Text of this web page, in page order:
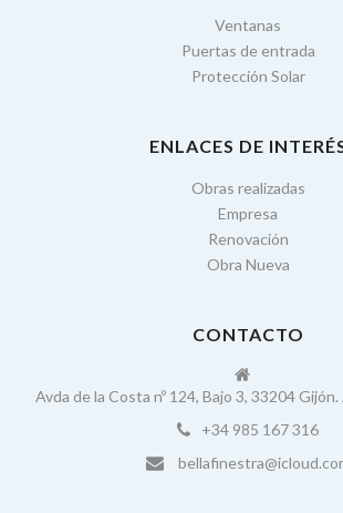
Ventanas
Puertas de entrada
Protección Solar
ENLACES DE
Obras realizadas
Empresa
Renovación
Obra Nueva
CONTACTO
Avda de la Costa nº 124, Bajo 3, 33204
+34 985 167 316